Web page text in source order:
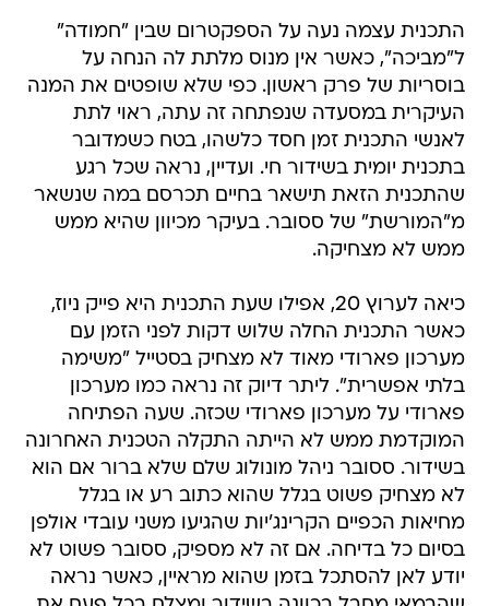
התכנית עצמה נעה על הספקטרום שבין "חמודה"
ל"מביכה", כאשר אין מנוס מלתת לה הנחה על
בוסריות של פרק ראשון. כפי שלא שופטים את המנה
העיקרית במסעדה שנפתחה זה עתה, ראוי לתת
לאנשי התכנית זמן חסד כלשהו, בטח כשמדובר
בתכנית יומית בשידור חי. ועדיין, נראה שכל רגע
שהתכנית הזאת תישאר בחיים תכרסם במה שנשאר
מ"המורשת" של ססובר. בעיקר מכיוון שהיא ממש
ממש לא מצחיקה.
כיאה לערוץ 20, אפילו שעת התכנית היא פייק ניוז,
כאשר התכנית החלה שלוש דקות לפני הזמן עם
מערכון פארודי מאוד לא מצחיק בסטייל "משימה
בלתי אפשרית". ליתר דיוק זה נראה כמו מערכון
פארודי על מערכון פארודי שכזה. שעה הפתיחה
המוקדמת ממש לא הייתה התקלה הטכנית האחרונה
בשידור. ססובר ניהל מונולוג שלם שלא ברור אם הוא
לא מצחיק פשוט בגלל שהוא כתוב רע או בגלל
מחיאות הכפיים הקרינג'יות שהגיעו משני עובדי אולפן
בסיום כל בדיחה. אם זה לא מספיק, ססובר פשוט לא
יודע לאן להסתכל בזמן שהוא מראיין, כאשר נראה